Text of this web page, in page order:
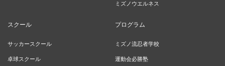
ミズノウエルネス
スクール
サッカースクール
卓球スクール
プログラム
ミズノ流忍者学校
運動会必勝塾